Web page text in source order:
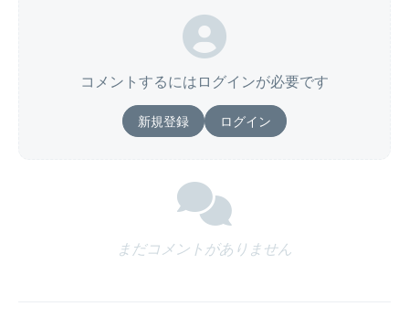
コメントするにはログインが必要です
新規登録 ログイン
まだコメントがありません